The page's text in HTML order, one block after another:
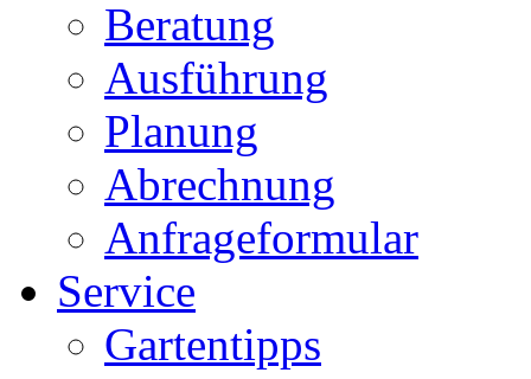
Beratung
Ausführung
Planung
Abrechnung
Anfrageformular
Service
Gartentipps